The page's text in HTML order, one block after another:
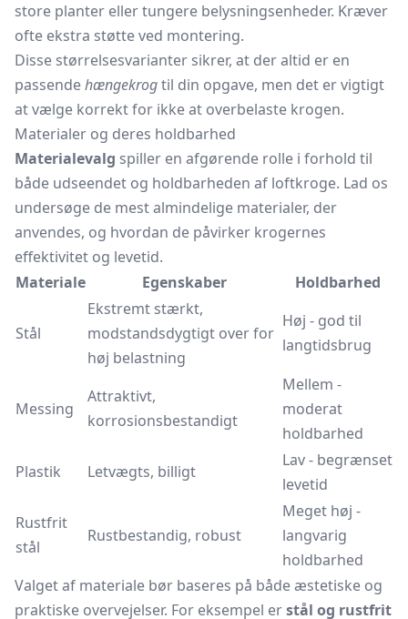
store planter eller tungere belysningsenheder. Kræver
ofte ekstra støtte ved montering.
Disse størrelsesvarianter sikrer, at der altid er en
passendehængekrogtil din opgave, men det er vigtigt
at vælge korrekt for ikke at overbelaste krogen.
Materialer og deres holdbarhed
Materialevalg spiller en afgørende rolle i forhold til
både udseendet og holdbarheden af loftkroge. Lad os
undersøge de mest almindelige materialer, der
anvendes, og hvordan de påvirker krogernes
effektivitet og levetid.
Materiale
Egenskaber Holdbarhed
Stål
Ekstremt stærkt,
modstandsdygtigt over for
høj belastning
Høj - god til
langtidsbrug
Messing
Attraktivt,
korrosionsbestandigt
Mellem -
moderat
holdbarhed
Plastik
Letvægts, billigt
Lav - begrænset
levetid
Rustfrit
stål
Rustbestandig, robust
Meget høj -
langvarig
holdbarhed
Valget af materiale bør baseres på både æstetiske og
praktiske overvejelser. For eksempel erstål og rustfrit